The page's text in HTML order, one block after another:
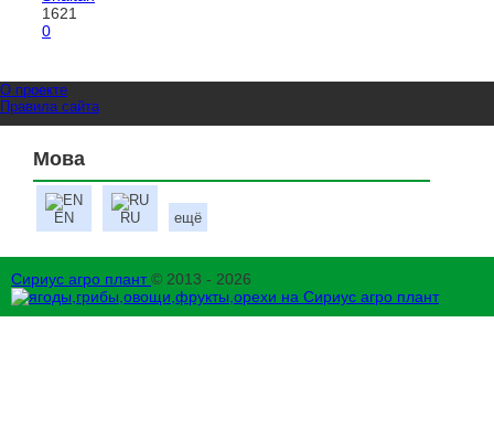
1621
0
О проекте
Правила сайта
Мова
EN RU ещё
Сириус агро плант© 2013 - 2026